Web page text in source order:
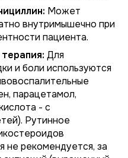
Может
внутримышечно при
пациента.
Для
и боли используются
парацетамол,
- с
Рутинное
не рекомендуется, за